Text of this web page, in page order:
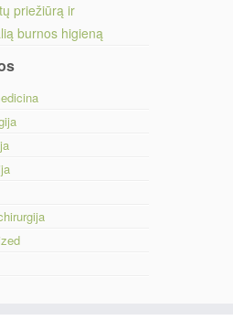
priežiūrą ir
burnos higieną